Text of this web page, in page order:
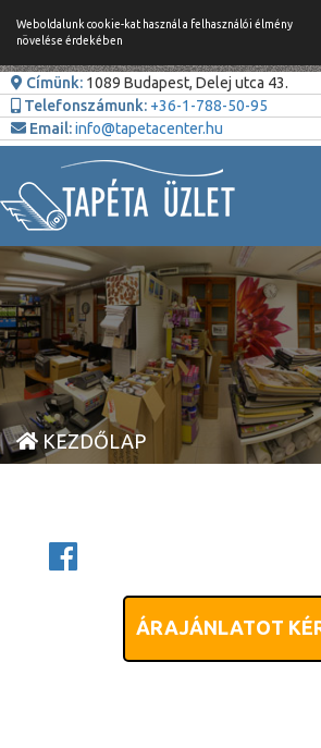
Weboldalunk cookie-kat használ a felhasználói élmény
növelése érdekében
Címünk: 1089 Budapest, Delej utca 43.
Telefonszámunk: +36-1-788-50-95
Email:info@tapetacenter.hu
KEZDŐLAP
ÁRAJÁNLATOT